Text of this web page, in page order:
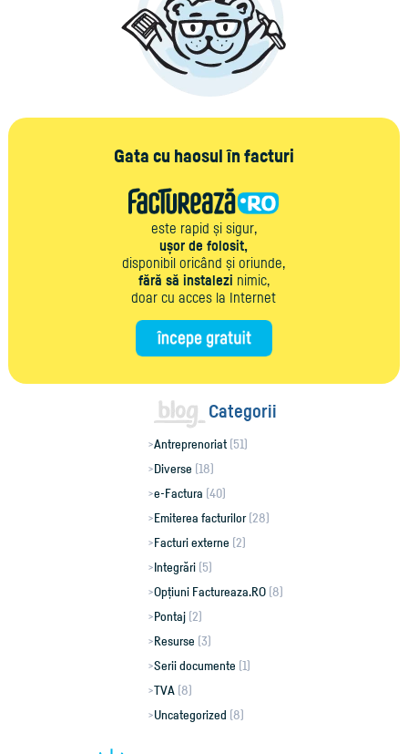
Gata cu haosul în facturi
este rapid și sigur,
ușor de folosit,
disponibil oricând și oriunde,
fără să instalezi nimic,
doar cu acces la Internet
Categorii
Antreprenoriat (51)
Diverse (18)
e-Factura (40)
Emiterea facturilor(28)
Facturi externe (2)
Integrări (5)
Opțiuni Factureaza.RO (8)
Pontaj (2)
Resurse (3)
Serii documente (1)
TVA (8)
Uncategorized (8)